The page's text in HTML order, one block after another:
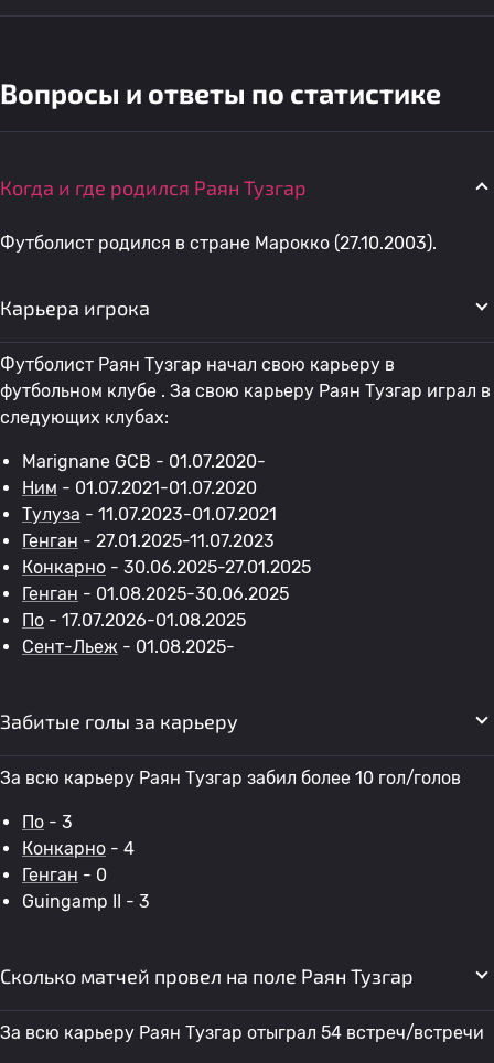
Вопросы и ответы по статистике
Когда и где родился Раян Тузгар
Футболист родился в стране Марокко (27.10.2003).
Карьера игрока
Футболист Раян Тузгар начал свою карьеру в
футбольном клубе . За свою карьеру Раян Тузгар играл в
следующих клубах:
Marignane GCB - 01.07.2020-
Ним - 01.07.2021-01.07.2020
Тулуза - 11.07.2023-01.07.2021
Генган - 27.01.2025-11.07.2023
Конкарно - 30.06.2025-27.01.2025
Генган - 01.08.2025-30.06.2025
По - 17.07.2026-01.08.2025
Сент-Льеж - 01.08.2025-
Забитые голы за карьеру
За всю карьеру Раян Тузгар забил более 10 гол/голов
По - 3
Конкарно - 4
Генган - 0
Guingamp II - 3
Сколько матчей провел на поле Раян Тузгар
За всю карьеру Раян Тузгар отыграл 54 встреч/встречи